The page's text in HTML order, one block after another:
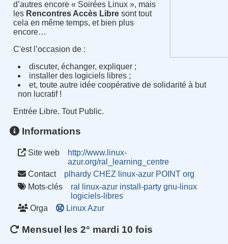
d’autres encore « Soirées Linux », mais
les Rencontres Accès Libresont tout
cela en même temps, et bien plus
encore…
C'est l’occasion de :
discuter, échanger, expliquer ;
installer des logiciels libres ;
et, toute autre idée coopérative de solidarité à but
non lucratif !
Entrée Libre. Tout Public.
Informations
Site web
http://www.linux-
azur.org/ral_learning_centre
Contact
plhardy CHEZ linux-azur POINT org
Mots-clés
ral linux-azur install-party gnu-linux
logiciels-libres
Orga
Linux Azur
Mensuel les 2° mardi 10 fois